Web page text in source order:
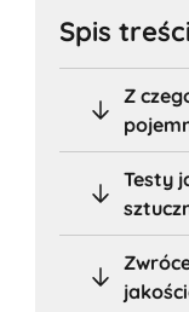
Spis treści
Z
Testy